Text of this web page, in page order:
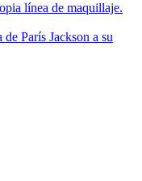
línea de maquillaje.
París Jackson a su